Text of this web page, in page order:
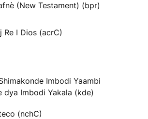
(New Testament) (bpr)
Re I Dios (acrC)
Imbodi Yaambi
dya Imbodi Yakala (kde)
(nchC)